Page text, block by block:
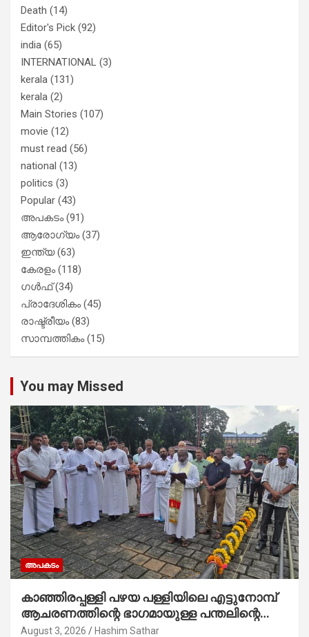
Death (14)
Editor's Pick (92)
india (65)
INTERNATIONAL (3)
kerala (131)
kerala (2)
Main Stories (107)
movie (12)
must read (56)
national (13)
politics (3)
Popular (43)
അപകടം(91)
ആരോഗ്യം(37)
ഇന്ത്യ(63)
കേരളം(118)
ഗൾഫ്(34)
പ്രാദേശികം(45)
രാഷ്ട്രീയം(83)
സാമ്പത്തികം(15)
You may Missed
അപകടം
കാഞ്ഞിരപ്പള്ളി പഴയ പള്ളിയിലെ എട്ടുനോമ്പ്
ആചരണത്തിന്റെ ഭാഗമായുള്ള പന്തലിന്റെ
കാൽനാട്ട് കർമ്മം ആർച്ച് പ്രീസ്റ്റ് വെരി.
August 3, 2026 Hashim Sathar